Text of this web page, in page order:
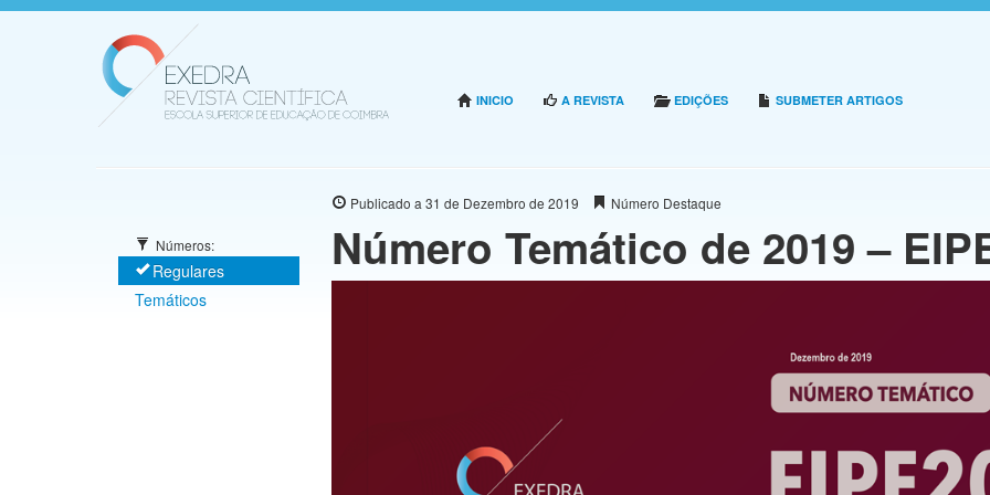
INICIO A REVISTA EDIÇÕES SUBMETER ARTIGOS
Números:
Regulares
Temáticos
Publicado a 31 de Dezembro de 2019 Número Destaque
Número Temático de 2019 –